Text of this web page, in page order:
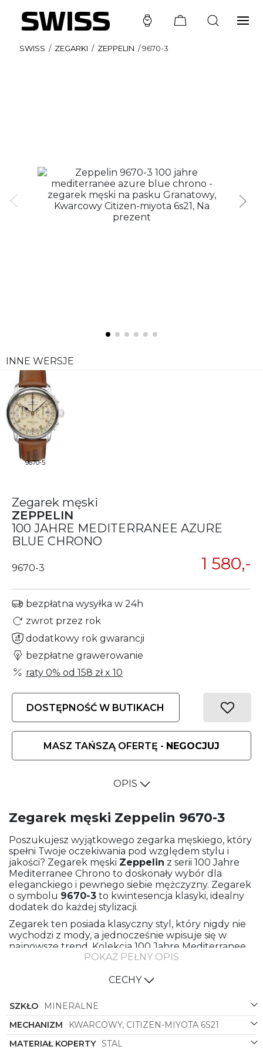
SWISS / ZEGARKI / ZEPPELIN /9670-3
INNE WERSJE
9670-5
Zegarek męski
ZEPPELIN
100 JAHRE MEDITERRANEE AZURE
BLUE CHRONO
9670-3 1 580,-
bezpłatna wysyłka w 24h
zwrot przez rok
dodatkowy rok gwarancji
bezpłatne grawerowanie
raty 0% od 158 złx 10
DOSTĘPNOŚĆ W BUTIKACH
MASZ TAŃSZĄ OFERTĘ - NEGOCJUJ
OPIS
Zegarek męski Zeppelin 9670-3
Poszukujesz wyjątkowego zegarka męskiego, który
spełni Twoje oczekiwania pod względem stylu i
jakości? Zegarek męski Zeppelin z serii 100 Jahre
Mediterranee Chrono to doskonały wybór dla
eleganckiego i pewnego siebie mężczyzny. Zegarek
o symbolu 9670-3 to kwintesencja klasyki, idealny
dodatek do każdej stylizacji.
Zegarek ten posiada klasyczny styl, który nigdy nie
wychodzi z mody, a jednocześnie wpisuje się w
najnowsze trend. Kolekcja 100 Jahre Mediterranee
Chrono to hołd dla historii i tradycji marki
designem i wysoką jakością wykonania.
ten zachwyci Cię zarówno trwałością, jak i estetyką.
Skórzany pasek w kolorze granatowym doskonale
komponuje się z stalową kopertą. To połączenie
materiałów tworzy harmonijną całość, która
POKAŻ PEŁNY OPIS
CECHY
SZKŁO
MINERALNE
MECHANIZM
KWARCOWY, CITIZEN-MIYOTA 6S21
MATERIAŁ KOPERTY STAL